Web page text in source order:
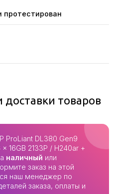
протестирован
доставки товаров
ProLiant DL380 Gen9
16GB 2133P / H240ar +
наличный или
заказ на этой
наш менеджер по
заказа, оплаты и